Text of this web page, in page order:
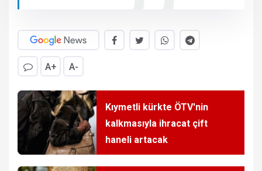
A+ A-
Kıymetli kürkte ÖTV'nin
kalkmasıyla ihracat çift
haneli artacak